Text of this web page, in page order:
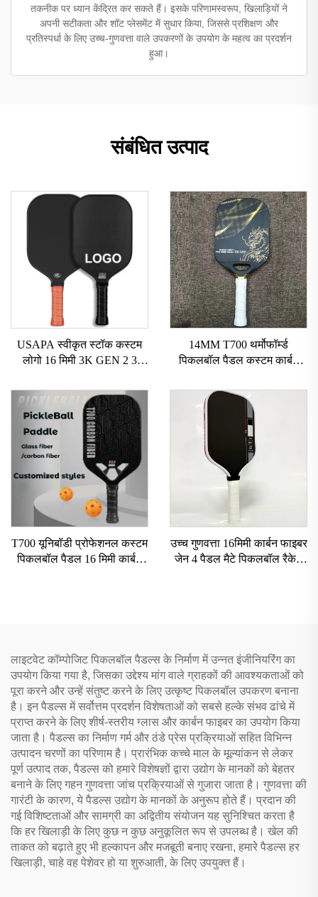
तकनीक पर ध्यान केंद्रित कर सकते हैं। इसके परिणामस्वरूप, खिलाड़ियों ने
अपनी सटीकता और शॉट प्लेसमेंट में सुधार किया, जिससे प्रशिक्षण और
प्रतिस्पर्धा के लिए उच्च-गुणवत्ता वाले उपकरणों के उपयोग के महत्व का प्रदर्शन
हुआ।
संबंधित उत्पाद
USAPA स्वीकृत स्टॉक कस्टम
लोगो 16 मिमी 3K GEN 2 3
T700 रॉ कार्बन फाइबर पिकलबॉल
पैडल 2024
14MM T700 थर्मोफॉर्म्ड
पिकलबॉल पैडल कस्टम कार्बन
के साथ USAPA अनुमोदित
पिकलबॉल रैकेट
T700 यूनिबॉडी प्रोफेशनल कस्टम
पिकलबॉल पैडल 16 मिमी कार्बन
उच्च गुणवत्ता 16मिमी कार्बन फाइबर
जेन 4 पैडल मैटे पिकलबॉल रैकेट
लाइटवेट कॉम्पोजिट पिकलबॉल पैडल्स के निर्माण में उन्नत इंजीनियरिंग का
उपयोग किया गया है, जिसका उद्देश्य मांग वाले ग्राहकों की आवश्यकताओं को
पूरा करने और उन्हें संतुष्ट करने के लिए उत्कृष्ट पिकलबॉल उपकरण बनाना
है। इन पैडल्स में सर्वोत्तम प्रदर्शन विशेषताओं को सबसे हल्के संभव ढांचे में
प्राप्त करने के लिए शीर्ष-स्तरीय ग्लास और कार्बन फाइबर का उपयोग किया
जाता है। पैडल्स का निर्माण गर्म और ठंडे प्रेस प्रक्रियाओं सहित विभिन्न
उत्पादन चरणों का परिणाम है। प्रारंभिक कच्चे माल के मूल्यांकन से लेकर
पूर्ण उत्पाद तक, पैडल्स को हमारे विशेषज्ञों द्वारा उद्योग के मानकों को बेहतर
बनाने के लिए गहन गुणवत्ता जांच प्रक्रियाओं से गुजारा जाता है। गुणवत्ता की
गारंटी के कारण, ये पैडल्स उद्योग के मानकों के अनुरूप होते हैं। प्रदान की
गई विशिष्टताओं और सामग्री का अद्वितीय संयोजन यह सुनिश्चित करता है
कि हर खिलाड़ी के लिए कुछ न कुछ अनुकूलित रूप से उपलब्ध है। खेल की
ताकत को बढ़ाते हुए भी हल्कापन और मजबूती बनाए रखना, हमारे पैडल्स हर
खिलाड़ी, चाहे वह पेशेवर हो या शुरुआती, के लिए उपयुक्त हैं।